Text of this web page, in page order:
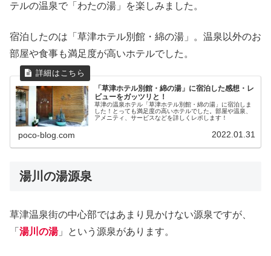
テルの温泉で「わたの湯」を楽しみました。
宿泊したのは「草津ホテル別館・綿の湯」。温泉以外のお
部屋や食事も満足度が高いホテルでした。
「草津ホテル別館・綿の湯」に宿泊した感想・レ
ビューをガッツリと！
草津の温泉ホテル「草津ホテル別館・綿の湯」に宿泊しま
した！とっても満足度の高いホテルでした。部屋や温泉、
アメニティ、サービスなどを詳しくレポします！
poco-blog.com 2022.01.31
湯川の湯源泉
草津温泉街の中心部ではあまり見かけない源泉ですが、
「 湯川の湯」という源泉があります。